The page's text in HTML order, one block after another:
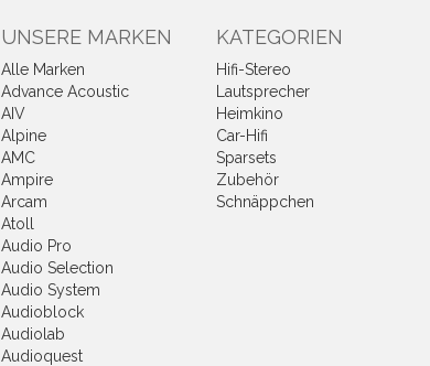
UNSERE MARKEN
Alle Marken
Advance Acoustic
AIV
Alpine
AMC
Ampire
Arcam
Atoll
Audio Pro
Audio Selection
Audio System
Audioblock
Audiolab
Audioquest
KATEGORIEN
Hifi-Stereo
Lautsprecher
Heimkino
Car-Hifi
Sparsets
Zubehör
Schnäppchen